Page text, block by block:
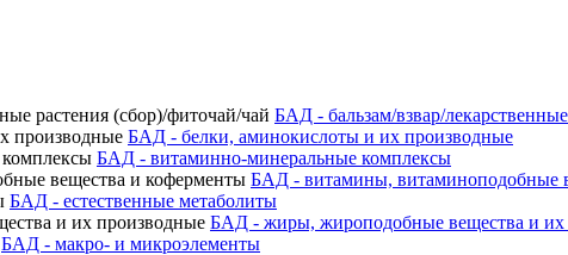
БАД - бальзам/взвар/
БАД - белки, аминокислоты и их производные
БАД - витаминно-минеральные комплексы
БАД - витамины, витаминоподобные
БАД - естественные метаболиты
БАД - жиры, жироподобные вещества и их
БАД - макро- и микроэлементы